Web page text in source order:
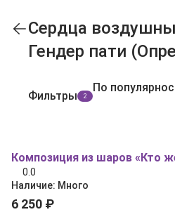
Сердца
Гендер пати
Фильтры 2
По
Композиция из шаров «Кто
0.0
Наличие: Много
6 250 ₽